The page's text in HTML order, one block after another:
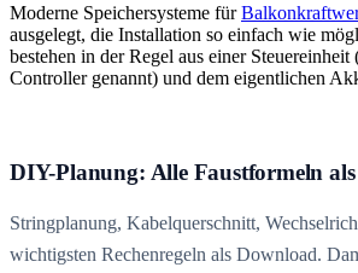
Moderne Speichersysteme für
ausgelegt, die Installation so einfach wie
bestehen in der Regel aus einer
Controller genannt) und dem eigentlichen
DIY-Planung: Alle Faustformeln
Stringplanung, Kabelquerschnitt,
wichtigsten Rechenregeln als Download.